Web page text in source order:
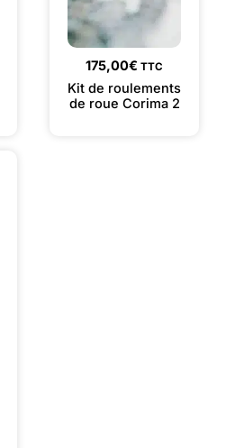
175,00€ TTC
Kit de roulements
de roue Corima 2